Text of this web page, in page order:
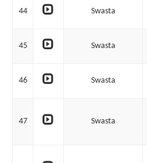
44 Swasta
45 Swasta
46 Swasta
47 Swasta